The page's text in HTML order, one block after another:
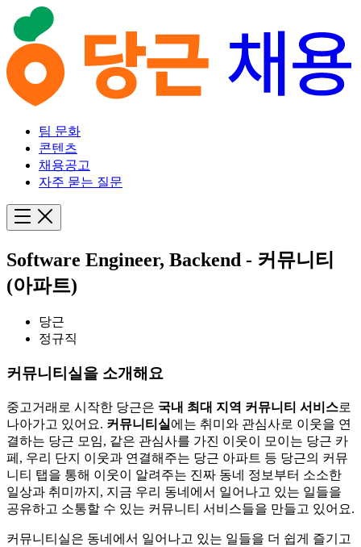
팀 문화
콘텐츠
채용공고
자주 묻는 질문
Software Engineer, Backend - 커뮤니티
(아파트)
당근
정규직
커뮤니티실을 소개해요
중고거래로 시작한 당근은 국내 최대 지역 커뮤니티 서비스로
나아가고 있어요. 커뮤니티실 에는 취미와 관심사로 이웃을 연
결하는 당근 모임, 같은 관심사를 가진 이웃이 모이는 당근 카
페, 우리 단지 이웃과 연결해주는 당근 아파트 등 당근의 커뮤
니티 탭을 통해 이웃이 알려주는 진짜 동네 정보부터 소소한
일상과 취미까지, 지금 우리 동네에서 일어나고 있는 일들을
공유하고 소통할 수 있는 커뮤니티 서비스들을 만들고 있어요.
커뮤니티실은 동네에서 일어나고 있는 일들을 더 쉽게 즐기고